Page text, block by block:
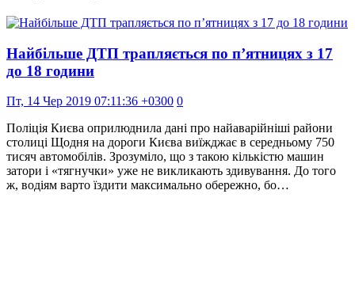
Найбільше ДТП трапляється по п’ятницях з 17
до 18 години
Пт, 14 Чер 2019 07:11:36 +0300 0
Поліція Києва оприлюднила дані про найаварійніші райони
столиці Щодня на дороги Києва виїжджає в середньому 750
тисяч автомобілів. Зрозуміло, що з такою кількістю машин
затори і «тягнучки» уже не викликають здивування. До того
ж, водіям варто їздити максимально обережно, бо…